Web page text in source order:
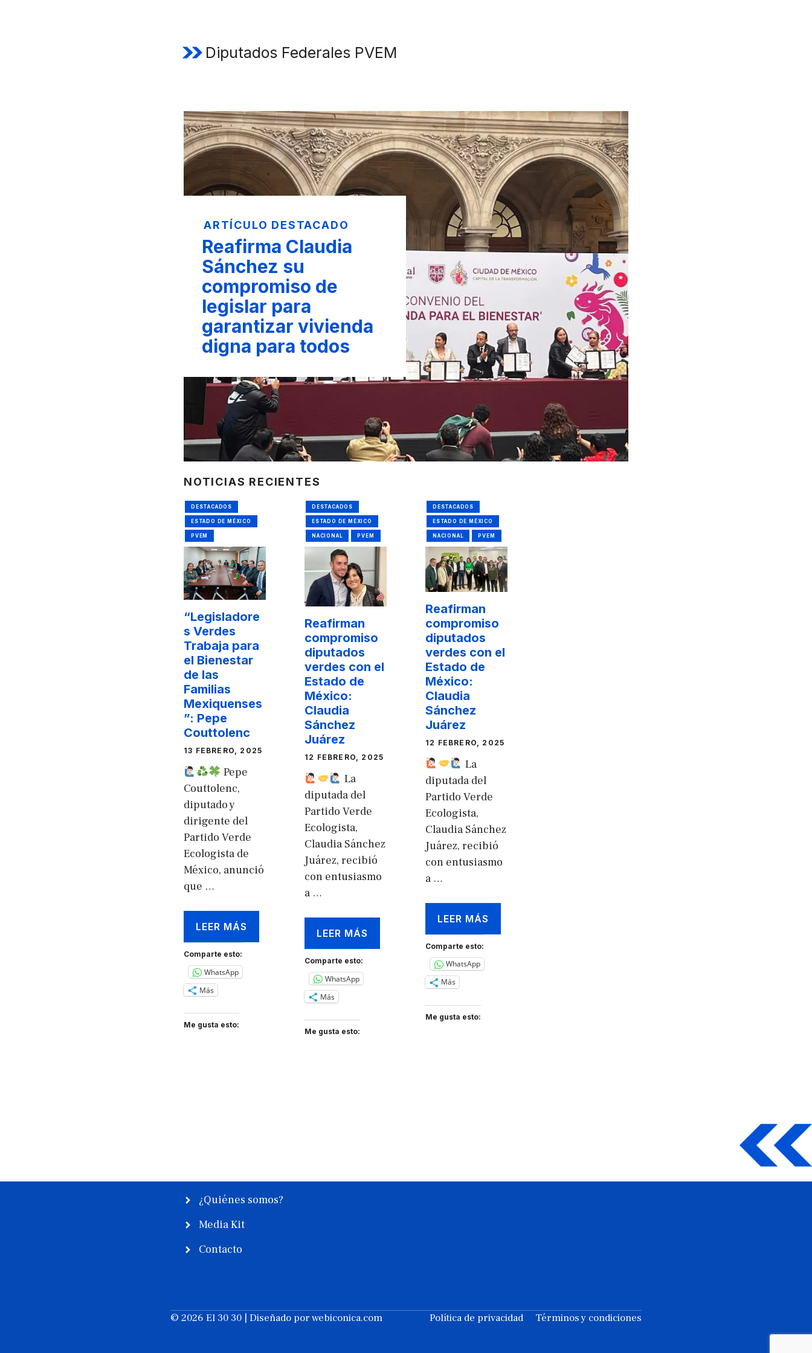
Diputados Federales PVEM
ARTÍCULO DESTACADO
Reafirma Claudia
Sánchez su
compromiso de
legislar para
garantizar vivienda
digna para todos
NOTICIAS RECIENTES
DESTACADOS
ESTADO DE MÉXICO
PVEM
“Legisladore
s Verdes
Trabaja para
el Bienestar
de las
Familias
Mexiquenses
”: Pepe
Couttolenc
13 FEBRERO, 2025
Pepe
Couttolenc,
diputado y
dirigente del
Partido Verde
Ecologista de
México, anunció
que …
LEER MÁS
Comparte esto:
WhatsApp
Más
Me gusta esto:
DESTACADOS
ESTADO DE MÉXICO
NACIONAL PVEM
Reafirman
compromiso
diputados
verdes con el
Estado de
México:
Claudia
Sánchez
Juárez
12 FEBRERO, 2025
La
diputada del
Partido Verde
Ecologista,
Claudia Sánchez
Juárez, recibió
con entusiasmo
a …
LEER MÁS
Comparte esto:
WhatsApp
Más
Me gusta esto:
DESTACADOS
ESTADO DE MÉXICO
NACIONAL PVEM
Reafirman
compromiso
diputados
verdes con el
Estado de
México:
Claudia
Sánchez
Juárez
12 FEBRERO, 2025
La
diputada del
Partido Verde
Ecologista,
Claudia Sánchez
Juárez, recibió
con entusiasmo
a …
LEER MÁS
Comparte esto:
WhatsApp
Más
Me gusta esto:
¿Quiénes somos?
Media Kit
Contacto
© 2026 El 30 30 | Diseñado porwebiconica.com Política de privacidad Términos y condiciones